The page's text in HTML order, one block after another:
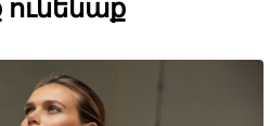
ունենաք